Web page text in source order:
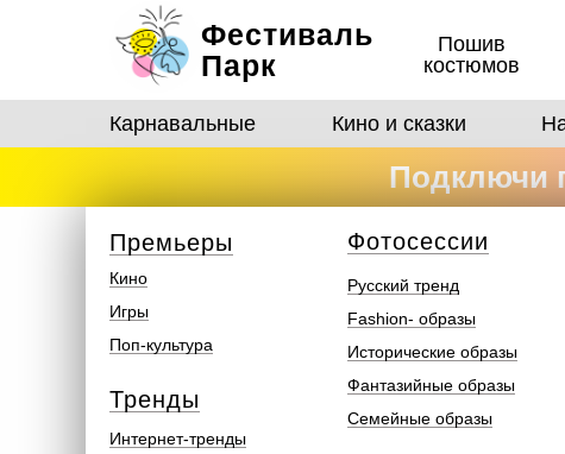
Фестиваль
Парк
Пошив
костюмов
Кино и сказки
Карнавальные
Подключи
Премьеры Фотосеcсии
Кино
Игры
Поп-культура
Тренды
Интернет-тренды
Русский тренд
Fashion- образы
Исторические образы
Фантазийные образы
Семейные образы